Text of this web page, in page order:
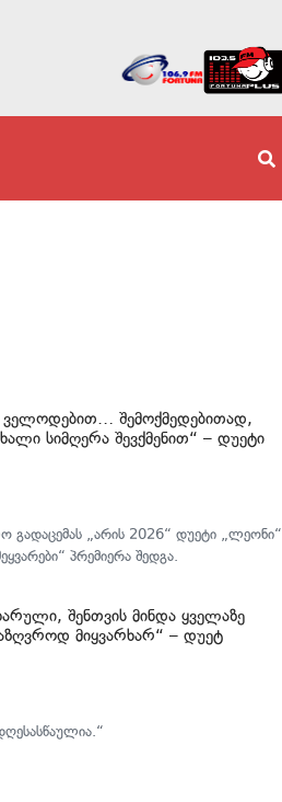
ველოდებით… შემოქმედებითად,
სიმღერა შევქმენით“ – დუეტი
„არის 2026“ დუეტი „ლეონი“
პრემიერა შედგა.
შენთვის მინდა ყველაზე
მიყვარხარ“ – დუეტ